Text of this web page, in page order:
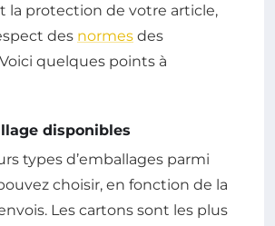
la protection de votre article,
des normes des
quelques points à
disponibles
types d’emballages parmi
choisir, en fonction de la
Les cartons sont les plus